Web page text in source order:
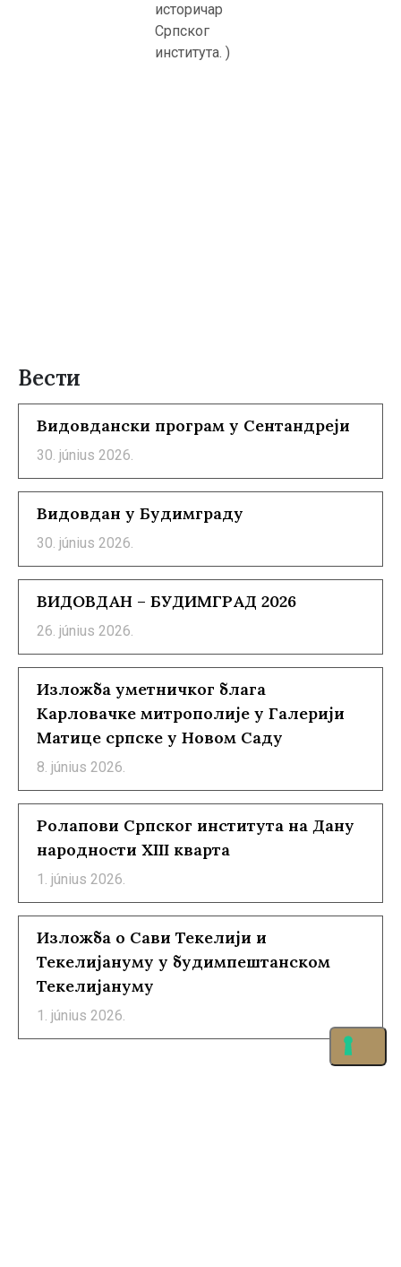
историчар
Српског
института. )
Вести
Видовдански програм у Сентандреји
30. június 2026.
Видовдан у Будимграду
30. június 2026.
ВИДОВДАН – БУДИМГРАД 2026
26. június 2026.
Изложба уметничког блага
Карловачке митрополије у Галерији
Матице српске у Новом Саду
8. június 2026.
Ролапови Српског института на Дану
народности XIII кварта
1. június 2026.
Изложба о Сави Текелији и
Текелијануму у будимпештанском
Текелијануму
1. június 2026.